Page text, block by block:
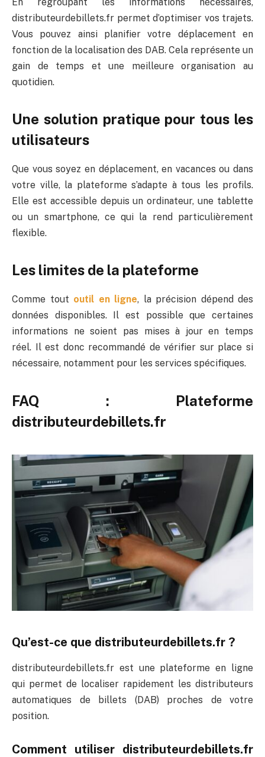
distributeurdebillets.fr permet d’optimiser vos trajets.
Vous pouvez ainsi planifier votre déplacement en
fonction de la localisation des DAB. Cela représente un
gain de temps et une meilleure organisation au
quotidien.
Une solution pratique pour tous les
utilisateurs
Que vous soyez en déplacement, en vacances ou dans
votre ville, la plateforme s’adapte à tous les profils.
Elle est accessible depuis un ordinateur, une tablette
ou un smartphone, ce qui la rend particulièrement
flexible.
Les limites de la plateforme
Comme tout outil en ligne, la précision dépend des
données disponibles. Il est possible que certaines
informations ne soient pas mises à jour en temps
réel. Il est donc recommandé de vérifier sur place si
nécessaire, notamment pour les services spécifiques.
FAQ : Plateforme
distributeurdebillets.fr
Qu’est-ce que distributeurdebillets.fr ?
distributeurdebillets.fr est une plateforme en ligne
qui permet de localiser rapidement les distributeurs
automatiques de billets (DAB) proches de votre
position.
Comment utiliser distributeurdebillets.fr